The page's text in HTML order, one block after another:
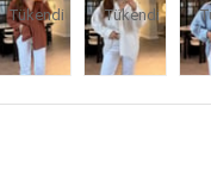
Tükendi Tükendi